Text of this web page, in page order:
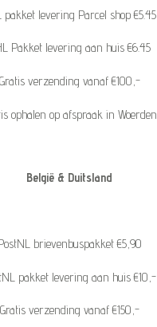
pakket levering Parcel shop €5.45
Pakket levering aan huis €6.45
Gratis verzending vanaf €100,-
ophalen op afspraak in Woerden
België & Duitsland
brievenbuspakket €5,90
pakket levering aan huis €10,-
Gratis verzending vanaf €150,-